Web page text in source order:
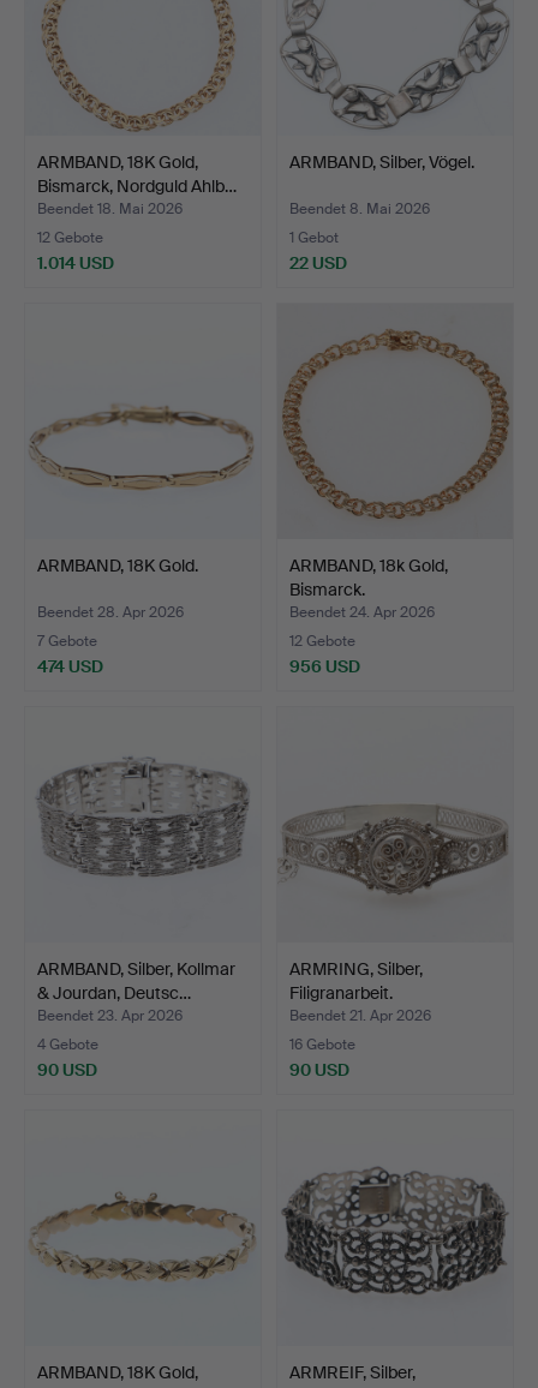
ARMBAND, 18K Gold,
Bismarck, Nordguld Ahlb…
Beendet 18. Mai 2026
12 Gebote
1.014 USD
ARMBAND, Silber, Vögel.
Beendet 8. Mai 2026
1 Gebot
22 USD
ARMBAND, 18K Gold.
Beendet 28. Apr 2026
7 Gebote
474 USD
ARMBAND, 18k Gold,
Bismarck.
Beendet 24. Apr 2026
12 Gebote
956 USD
ARMBAND, Silber, Kollmar
& Jourdan, Deutsc…
Beendet 23. Apr 2026
4 Gebote
90 USD
ARMRING, Silber,
Filigranarbeit.
Beendet 21. Apr 2026
16 Gebote
90 USD
ARMBAND, 18K Gold,
ARMREIF, Silber,